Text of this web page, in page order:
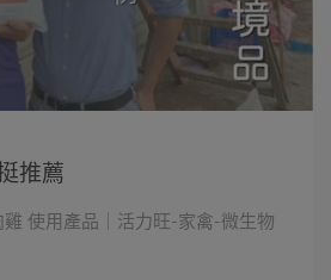
推薦
使用產品｜活力旺-家禽-微生物